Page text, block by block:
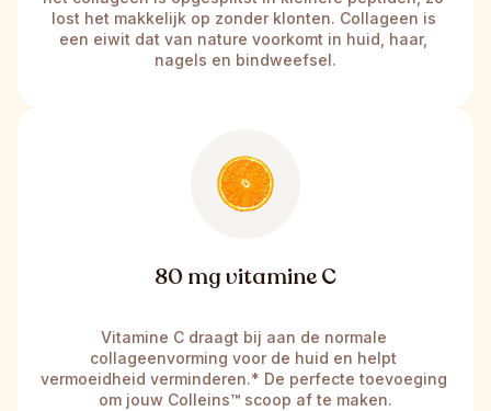
lost het makkelijk op zonder klonten. Collageen is
een eiwit dat van nature voorkomt in huid, haar,
nagels en bindweefsel.
80 mg vitamine C
Vitamine C draagt bij aan de normale
collageenvorming voor de huid en helpt
vermoeidheid verminderen.* De perfecte toevoeging
om jouw Colleins™ scoop af te maken.